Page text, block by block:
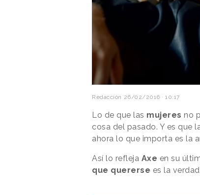
Redacción 26/02/2016 · 10:17
Lo de que las mujeres no
cosa del pasado. Y es que
ahora lo que importa es la
Así lo refleja Axe en su
que quererse es la